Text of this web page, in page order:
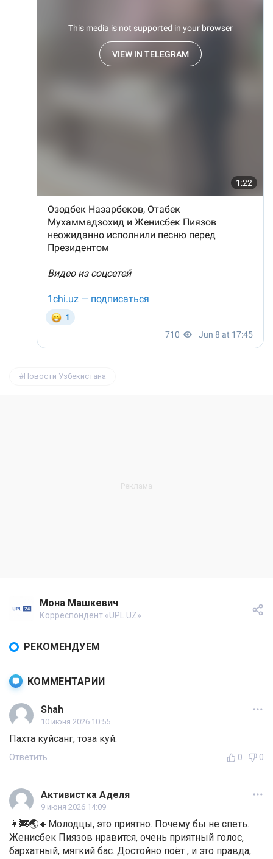
Новости Узбекистана
Мона Машкевич
Корреспондент «UPL.UZ»
РЕКОМЕНДУЕМ
КОММЕНТАРИИ
Shah
10 июня 2026 10:55
Пахта куйсанг, тоза куй.
Ответить 0 0
Активистка Аделя
9 июня 2026 14:09
👩‍🚒🌏🔹Молодцы, это приятно. Почему бы не спеть.
Женисбeк Пиязов нравится, очень приятный голос,
бархатный, мягкий бас. Достойно поёт , и это правда,